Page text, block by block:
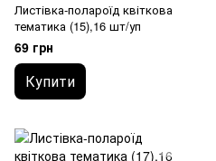
Листівка-полароїд квіткова
тематика (15),16 шт/уп
69 грн
Купити